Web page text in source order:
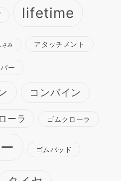
lifetime
さみ アタッチメント
ー
コンバイン
ーラ ゴムクローラ
ゴムパッド